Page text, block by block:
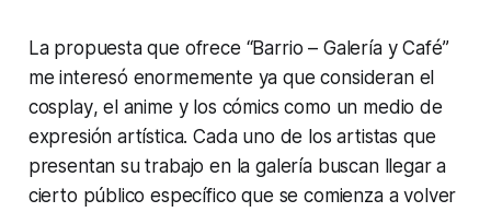
La propuesta que ofrece “Barrio – Galería y Café”
me interesó enormemente ya que consideran el
cosplay, el anime y los cómics como un medio de
expresión artística. Cada uno de los artistas que
presentan su trabajo en la galería buscan llegar a
cierto público específico que se comienza a volver